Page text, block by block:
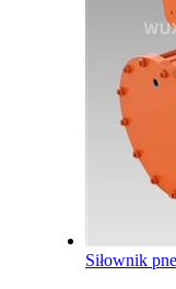
Siłownik